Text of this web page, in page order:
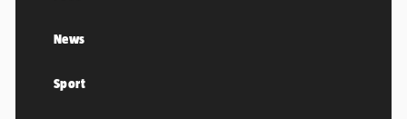
News
Sport